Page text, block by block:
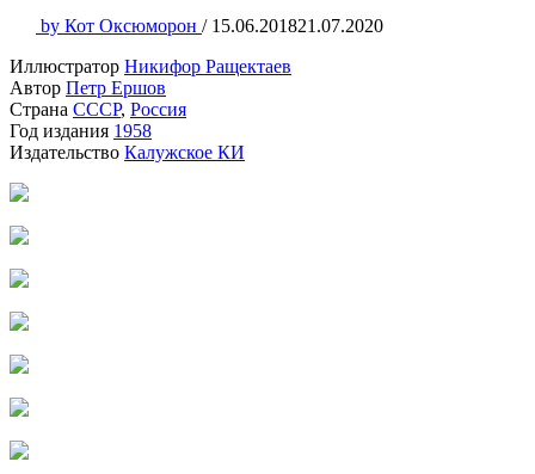
by Кот Оксюморон / 15.06.201821.07.2020
Иллюстратор Никифор Ращектаев
Автор Петр Ершов
Страна СССР, Россия
Год издания 1958
Издательство Калужское КИ